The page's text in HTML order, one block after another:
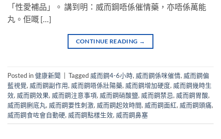
「性愛補品」。 講到明：威而鋼唔係催情藥，亦唔係萬能
丸。佢嘅 […]
CONTINUE READING →
Posted in健康新聞 Tagged 威而鋼4-6小時, 威而鋼係咪催情, 威而鋼偏
藍視覺, 威而鋼副作用, 威而鋼唔係壯陽藥, 威而鋼增加硬度, 威而鋼幾時生
效, 威而鋼效果, 威而鋼注意事項, 威而鋼硝酸鹽, 威而鋼禁忌, 威而鋼胃酸,
威而鋼脷底丸, 威而鋼要性刺激, 威而鋼起效時間, 威而鋼面紅, 威而鋼頭痛,
威而鋼食咗會自動硬, 威而鋼點樣生效, 威而鋼鼻塞